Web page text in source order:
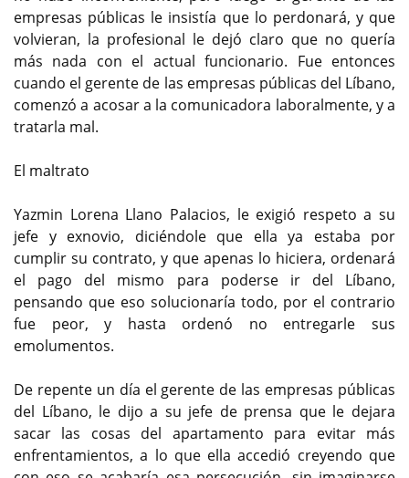
empresas públicas le insistía que lo perdonará, y que
volvieran, la profesional le dejó claro que no quería
más nada con el actual funcionario. Fue entonces
cuando el gerente de las empresas públicas del Líbano,
comenzó a acosar a la comunicadora laboralmente, y a
tratarla mal.
El maltrato
Yazmin Lorena Llano Palacios, le exigió respeto a su
jefe y exnovio, diciéndole que ella ya estaba por
cumplir su contrato, y que apenas lo hiciera, ordenará
el pago del mismo para poderse ir del Líbano,
pensando que eso solucionaría todo, por el contrario
fue peor, y hasta ordenó no entregarle sus
emolumentos.
De repente un día el gerente de las empresas públicas
del Líbano, le dijo a su jefe de prensa que le dejara
sacar las cosas del apartamento para evitar más
enfrentamientos, a lo que ella accedió creyendo que